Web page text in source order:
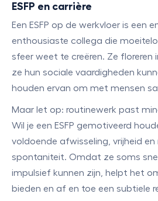
ESFP en carrière
Een ESFP op de werkvloer is een
enthousiaste collega die
sfeer weet te creëren. Ze floreren
ze hun sociale vaardigheden
houden ervan om met mensen
Maar let op: routinewerk past
Wil je een ESFP gemotiveerd
voldoende afwisseling, vrijheid
spontaniteit. Omdat ze soms
impulsief kunnen zijn, helpt het
bieden en af en toe een subtiele